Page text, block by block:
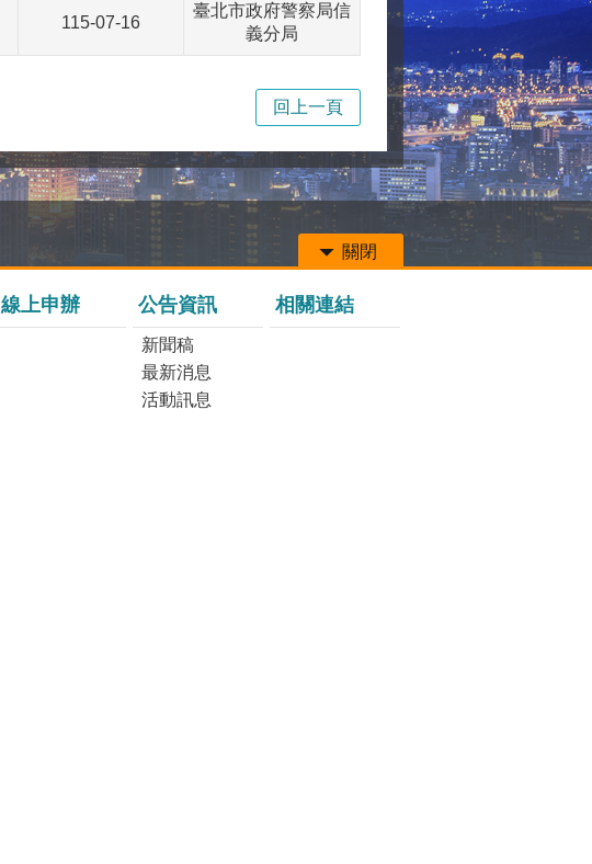
115-07-16
臺北市政府警察局信
義分局
回上一頁
關閉
線上申辦 公告資訊
新聞稿
最新消息
活動訊息
相關連結